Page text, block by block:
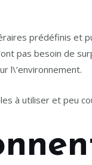
prédéfinis et
pas besoin de
l\’environnement.
à utiliser et peu